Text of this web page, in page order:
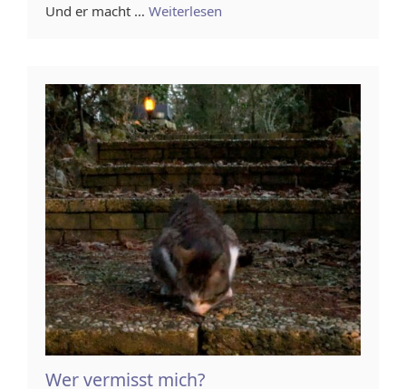
Und er macht … Weiterlesen
Wer vermisst mich?